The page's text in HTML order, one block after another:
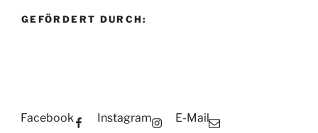
GEFÖRDERT DURCH:
Facebook Instagram E-Mail